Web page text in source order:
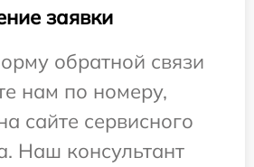
заявки
обратной связи
нам по номеру,
сайте сервисного
Наш консультант